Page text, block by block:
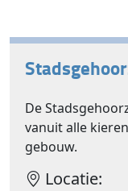
De
vanuit alle
gebouw.
Locatie: